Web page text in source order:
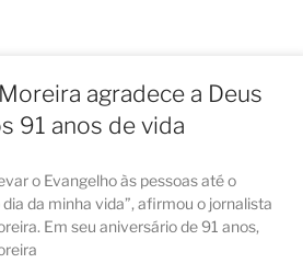
agradece a Deus
91 anos de vida
o Evangelho às pessoas até o
da minha vida”, afirmou o jornalista
Em seu aniversário de 91 anos,